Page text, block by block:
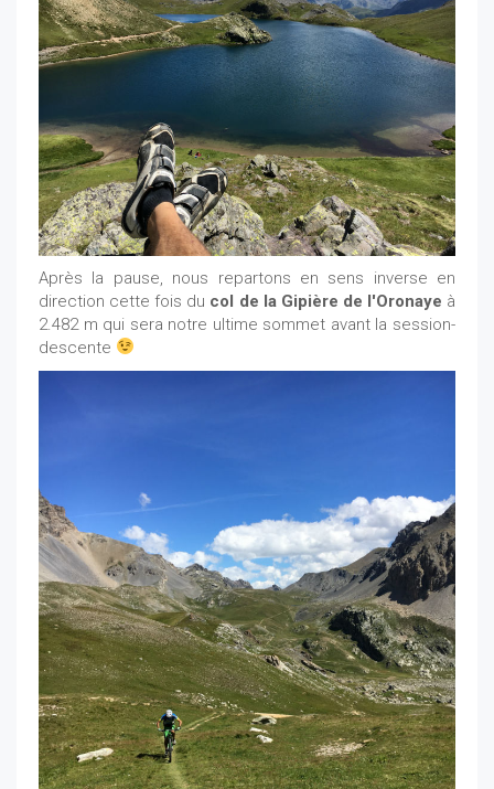
Après la pause, nous repartons en sens inverse en
direction cette fois du col de la Gipière de l'Oronaye à
2.482 m qui sera notre ultime sommet avant la session-
descente